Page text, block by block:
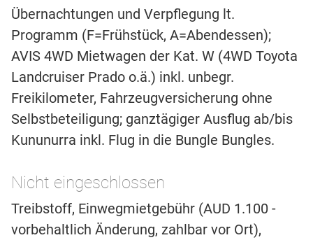
Übernachtungen und Verpflegung lt.
Programm (F=Frühstück, A=Abendessen);
AVIS 4WD Mietwagen der Kat. W (4WD Toyota
Landcruiser Prado o.ä.) inkl. unbegr.
Freikilometer, Fahrzeugversicherung ohne
Selbstbeteiligung; ganztägiger Ausflug ab/bis
Kununurra inkl. Flug in die Bungle Bungles.
Nicht eingeschlossen
Treibstoff, Einwegmietgebühr (AUD 1.100 -
vorbehaltlich Änderung, zahlbar vor Ort),